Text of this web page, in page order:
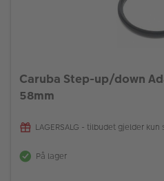
Caruba Step-up/down
58mm
LAGERSALG - tilbudet gjelder
På lager